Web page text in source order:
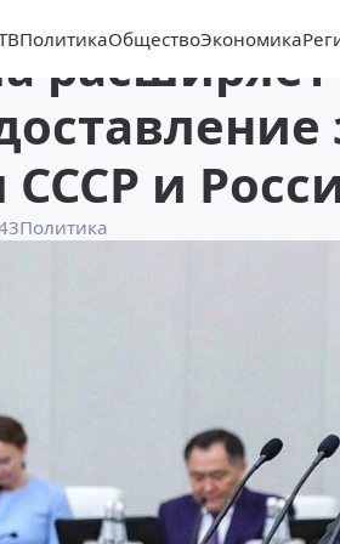
ПолитикаОбществоЭкономика
СССР и
Политика